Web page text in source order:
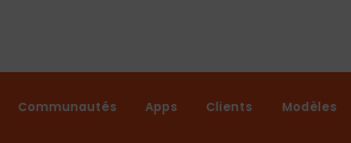
Communautés Apps Clients Modèles